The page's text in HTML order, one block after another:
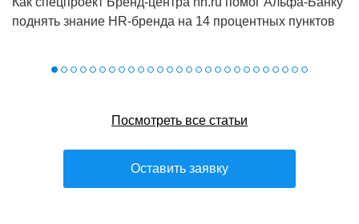
поднять знание HR‑бренда на 14 процентных пунктов
Посмотреть все статьи
Оставить заявку